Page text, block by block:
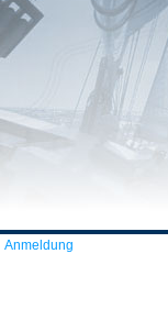
Anmeldung